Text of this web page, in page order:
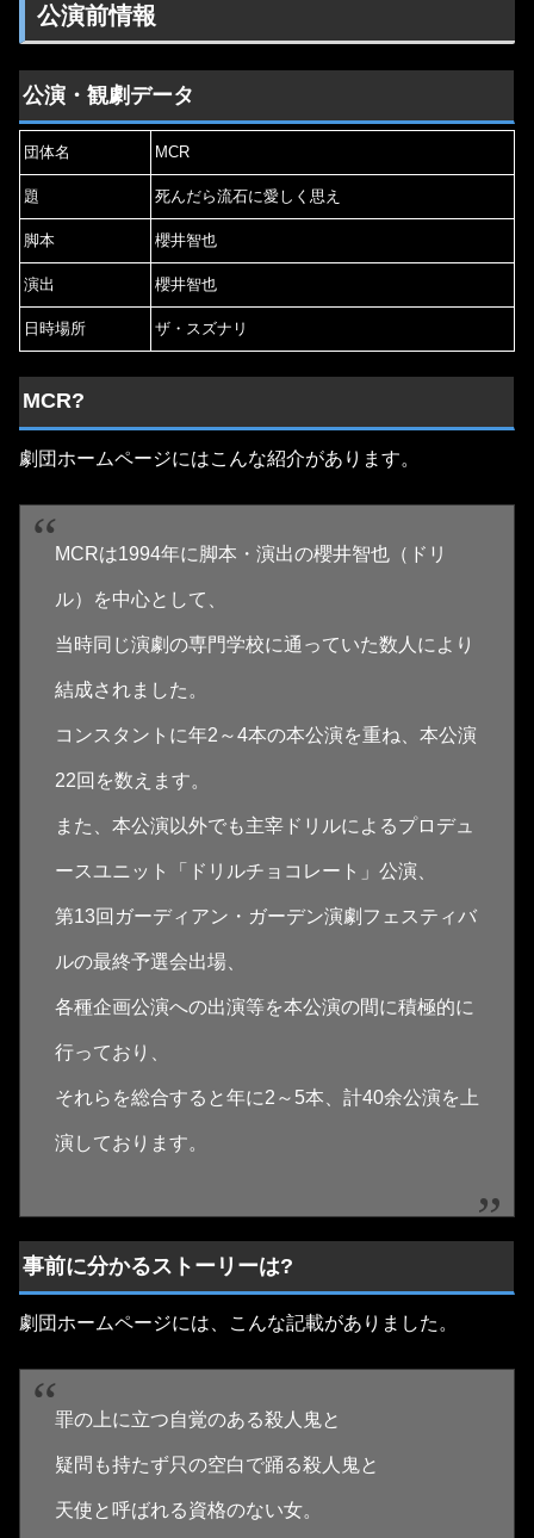
公演前情報
公演・観劇データ
団体名 MCR
題 死んだら流石に愛しく思え
脚本 櫻井智也
演出 櫻井智也
日時場所 ザ・スズナリ
MCR?
劇団ホームページにはこんな紹介があります。
MCRは1994年に脚本・演出の櫻井智也（ドリ
ル）を中心として、
当時同じ演劇の専門学校に通っていた数人により
結成されました。
コンスタントに年2～4本の本公演を重ね、本公演
22回を数えます。
また、本公演以外でも主宰ドリルによるプロデュ
ースユニット「ドリルチョコレート」公演、
第13回ガーディアン・ガーデン演劇フェスティバ
ルの最終予選会出場、
各種企画公演への出演等を本公演の間に積極的に
行っており、
それらを総合すると年に2～5本、計40余公演を上
演しております。
事前に分かるストーリーは?
劇団ホームページには、こんな記載がありました。
罪の上に立つ自覚のある殺人鬼と
疑問も持たず只の空白で踊る殺人鬼と
天使と呼ばれる資格のない女。